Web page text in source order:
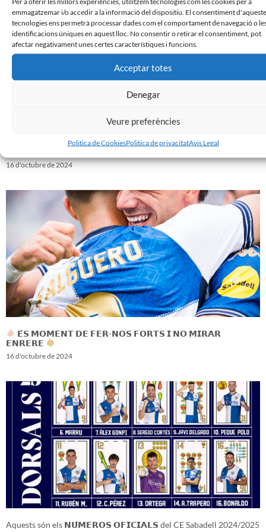
emmagatzemar i/o accedir a la informació del dispositiu. El consentiment
tecnologies ens permetrà processar dades com el comportament de navegació o
identificacions úniques en aquest lloc. No consentir o retirar el consentiment, pot
afectar negativament unes certes característiques i funcions.
Acceptar totes
Denegar
Veure preferències
Politica de CookiesPolitica de privacitatAvis Legal
𝐀𝐑𝐀 𝐌𝐄́𝐒 𝐐𝐔𝐄 𝐌𝐀𝐈: 𝐥𝐚 𝐜𝐢𝐮𝐭𝐚𝐭 𝐚𝐦𝐛 𝐞𝐥 𝐒𝐚𝐛𝐚𝐝𝐞𝐥𝐥 𝐢 𝐞𝐥 𝐒𝐚𝐛𝐚𝐝𝐞𝐥𝐥 𝐚𝐦𝐛 𝐥𝐚
16 d'octubre de 2024
𝗘́𝗦 𝗠𝗢𝗠𝗘𝗡𝗧 𝗗𝗘 𝗙𝗘𝗥-𝗡𝗢𝗦 𝗙𝗢𝗥𝗧𝗦 𝗜 𝗡𝗢 𝗠𝗜𝗥𝗔𝗥
𝗘𝗡𝗥𝗘𝗥𝗘
16 d'octubre de 2024
Aquests són els 𝗡𝗨́𝗠𝗘𝗥𝗢𝗦 𝗢𝗙𝗜𝗖𝗜𝗔𝗟𝗦 del CE Sabadell 2024/2025